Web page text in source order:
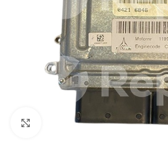
Pulsa para ampliar